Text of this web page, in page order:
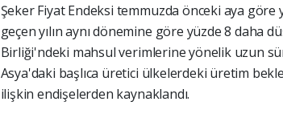
Şeker Fiyat Endeksi temmuzda önceki aya
geçen yılın aynı dönemine göre yüzde 8 daha
Birliği'ndeki mahsul verimlerine yönelik uzun
Asya'daki başlıca üretici ülkelerdeki üretim
ilişkin endişelerden kaynaklandı.